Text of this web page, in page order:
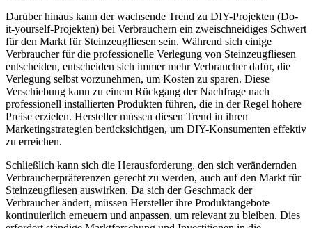
Darüber hinaus kann der wachsende Trend zu DIY-Projekten (Do-
it-yourself-Projekten) bei Verbrauchern ein zweischneidiges Schwert
für den Markt für Steinzeugfliesen sein. Während sich einige
Verbraucher für die professionelle Verlegung von Steinzeugfliesen
entscheiden, entscheiden sich immer mehr Verbraucher dafür, die
Verlegung selbst vorzunehmen, um Kosten zu sparen. Diese
Verschiebung kann zu einem Rückgang der Nachfrage nach
professionell installierten Produkten führen, die in der Regel höhere
Preise erzielen. Hersteller müssen diesen Trend in ihren
Marketingstrategien berücksichtigen, um DIY-Konsumenten effektiv
zu erreichen.
Schließlich kann sich die Herausforderung, den sich verändernden
Verbraucherpräferenzen gerecht zu werden, auch auf den Markt für
Steinzeugfliesen auswirken. Da sich der Geschmack der
Verbraucher ändert, müssen Hersteller ihre Produktangebote
kontinuierlich erneuern und anpassen, um relevant zu bleiben. Dies